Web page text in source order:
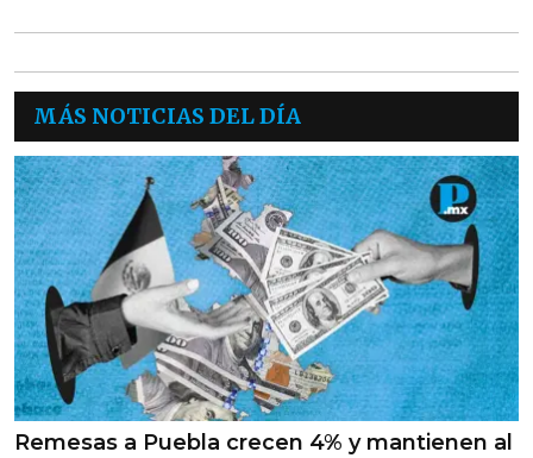
MÁS NOTICIAS DEL DÍA
Remesas a Puebla crecen 4% y mantienen al